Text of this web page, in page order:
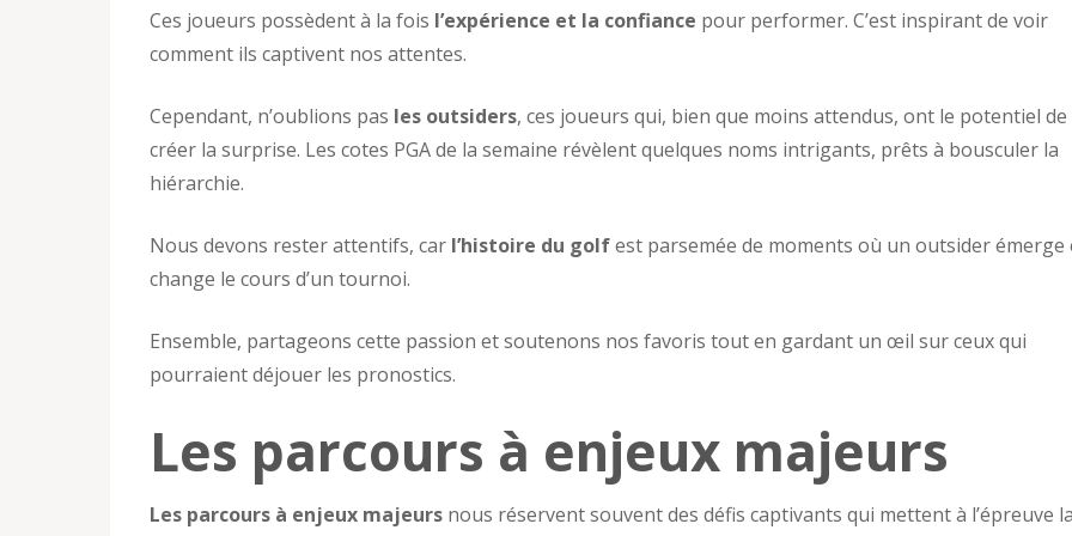
Ces joueurs possèdent à la fois l’expérience et la confiance pour performer. C’est inspirant de voir
comment ils captivent nos attentes.
Cependant, n’oublions pas les outsiders, ces joueurs qui, bien que moins attendus, ont le potentiel de
créer la surprise. Les cotes PGA de la semaine révèlent quelques noms intrigants, prêts à bousculer la
hiérarchie.
Nous devons rester attentifs, car l’histoire du golfest parsemée de moments où un outsider émerge
change le cours d’un tournoi.
Ensemble, partageons cette passion et soutenons nos favoris tout en gardant un œil sur ceux qui
pourraient déjouer les pronostics.
Les parcours à enjeux majeurs
Les parcours à enjeux majeurs nous réservent souvent des défis captivants qui mettent à l’épreuve